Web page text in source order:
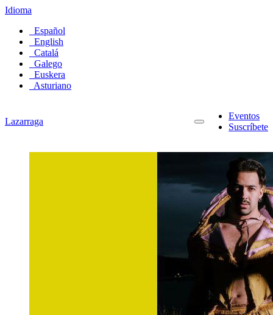
Idioma
Español
English
Catalá
Galego
Euskera
Asturiano
Lazarraga
Eventos
Suscríbete